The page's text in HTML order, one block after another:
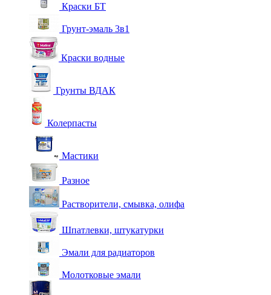
Краски БТ
Грунт-эмаль 3в1
Краски водные
Грунты ВДАК
Колерпасты
Мастики
Разное
Растворители, смывка, олифа
Шпатлевки, штукатурки
Эмали для радиаторов
Молотковые эмали